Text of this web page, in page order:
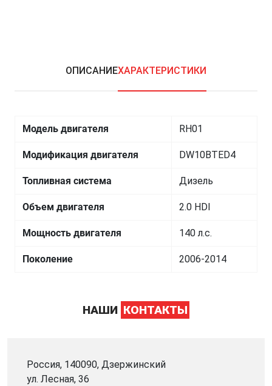
ОПИСАНИЕХАРАКТЕРИСТИКИ
Модель двигателя RH01
Модификация двигателя DW10BTED4
Топливная система Дизель
Объем двигателя 2.0 HDI
Мощность двигателя 140 л.с.
Поколение 2006-2014
НАШИ КОНТАКТЫ
Россия, 140090, Дзержинский
ул. Лесная, 36